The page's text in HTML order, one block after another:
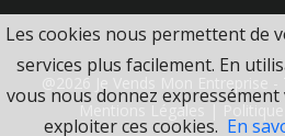
@2026 Je Vends Mon Entreprise
Mentions Légales
Les cookies nous permettent de
services plus facilement. En
vous nous donnez
exploiter ces cookies. En